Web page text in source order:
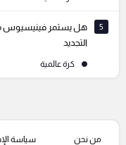
5
هل يستمر فينيسيوس
التجديد
كرة عالمية
من نحن سياسة